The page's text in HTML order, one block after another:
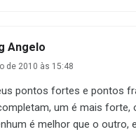
Angelo
de 2010 às 15:48
pontos fortes e pontos
um é mais forte,
é melhor que o outro,